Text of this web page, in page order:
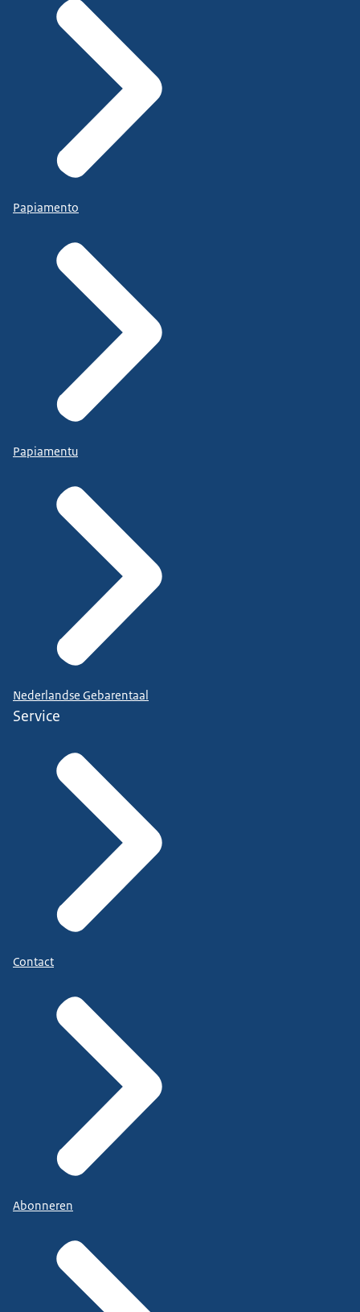
Papiamento
Papiamentu
Nederlandse Gebarentaal
Service
Contact
Abonneren